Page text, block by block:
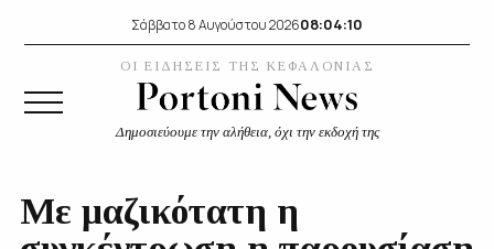
Σάββατο 8 Αυγούστου 202608:04:11
ΟΙ ΕΙΔΗΣΕΙΣ ΤΗΣ ΚΕΦΑΛΟΝΙΑΣ
Δημοσιεύουμε την αλήθεια, όχι την εκδοχή της
Με μαζικότατη η